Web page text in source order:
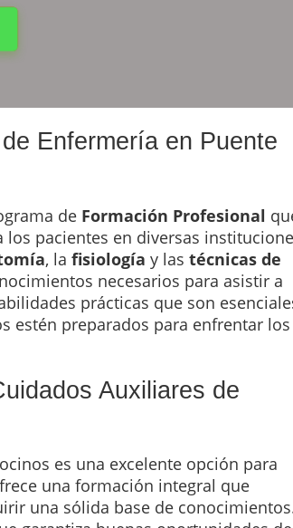
Enfermería en Puente
de Formación Profesional
pacientes en diversas
, la fisiología y las técnicas de
necesarios para asistir a
prácticas que son
estén preparados para enfrentar los
Auxiliares de
es una excelente opción para
una formación integral que
una sólida base de